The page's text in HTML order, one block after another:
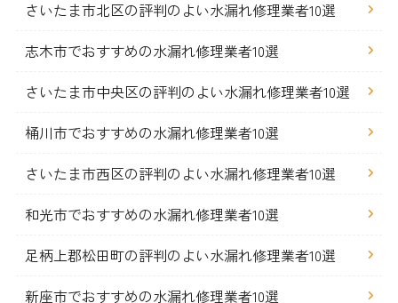
さいたま市北区の評判のよい水漏れ修理業者10選
志木市でおすすめの水漏れ修理業者10選
さいたま市中央区の評判のよい水漏れ修理業者10選
桶川市でおすすめの水漏れ修理業者10選
さいたま市西区の評判のよい水漏れ修理業者10選
和光市でおすすめの水漏れ修理業者10選
足柄上郡松田町の評判のよい水漏れ修理業者10選
新座市でおすすめの水漏れ修理業者10選